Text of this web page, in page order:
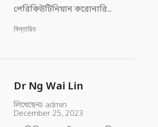
পেরিকিউটিনিয়ান করোনারি...
বিস্তারিত
Dr Ng Wai Lin
লিখেছেনঃ admin
December 25, 2023